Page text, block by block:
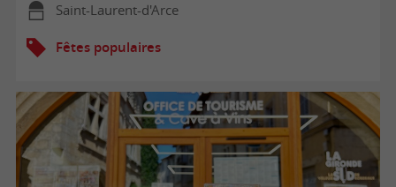
Saint-Laurent-d'Arce
Fêtes populaires